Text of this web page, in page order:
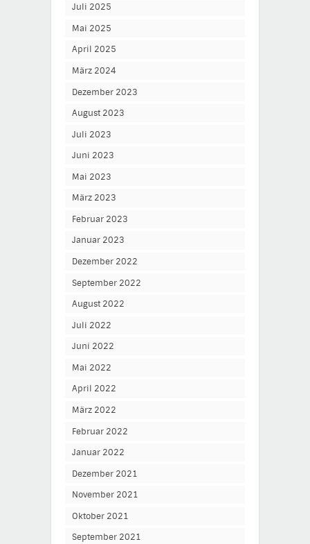
Juli 2025
Mai 2025
April 2025
März 2024
Dezember 2023
August 2023
Juli 2023
Juni 2023
Mai 2023
März 2023
Februar 2023
Januar 2023
Dezember 2022
September 2022
August 2022
Juli 2022
Juni 2022
Mai 2022
April 2022
März 2022
Februar 2022
Januar 2022
Dezember 2021
November 2021
Oktober 2021
September 2021